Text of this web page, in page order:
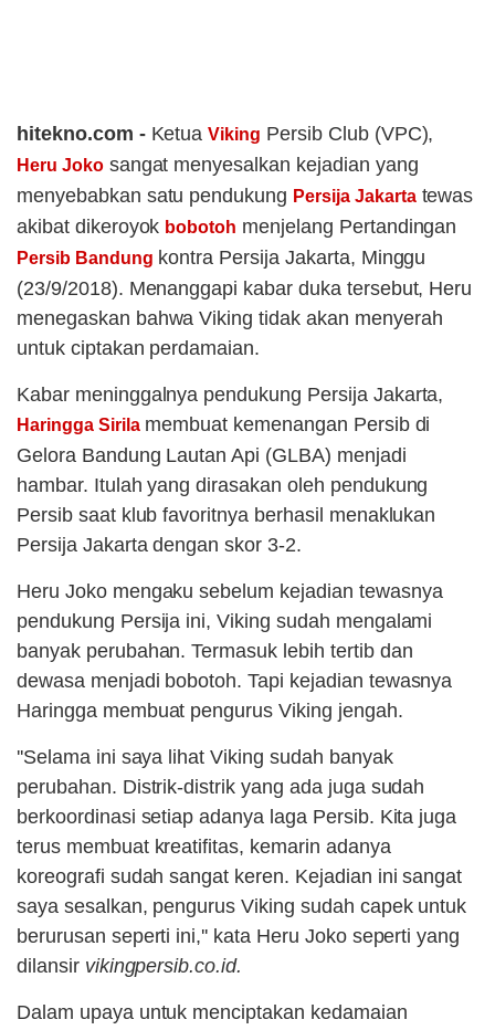
hitekno.com - KetuaViking Persib Club (VPC),
Heru Jokosangat menyesalkan kejadian yang
menyebabkan satu pendukung Persija Jakartatewas
akibat dikeroyok bobotoh menjelang Pertandingan
Persib Bandung kontra Persija Jakarta, Minggu
(23/9/2018). Menanggapi kabar duka tersebut, Heru
menegaskan bahwa Viking tidak akan menyerah
untuk ciptakan perdamaian.
Kabar meninggalnya pendukung Persija Jakarta,
Haringga Sirilamembuat kemenangan Persib di
Gelora Bandung Lautan Api (GLBA) menjadi
hambar. Itulah yang dirasakan oleh pendukung
Persib saat klub favoritnya berhasil menaklukan
Persija Jakarta dengan skor 3-2.
Heru Joko mengaku sebelum kejadian tewasnya
pendukung Persija ini, Viking sudah mengalami
banyak perubahan. Termasuk lebih tertib dan
dewasa menjadi bobotoh. Tapi kejadian tewasnya
Haringga membuat pengurus Viking jengah.
''Selama ini saya lihat Viking sudah banyak
perubahan. Distrik-distrik yang ada juga sudah
berkoordinasi setiap adanya laga Persib. Kita juga
terus membuat kreatifitas, kemarin adanya
koreografi sudah sangat keren. Kejadian ini sangat
saya sesalkan, pengurus Viking sudah capek untuk
berurusan seperti ini,'' kata Heru Joko seperti yang
dilansir vikingpersib.co.id.
Dalam upaya untuk menciptakan kedamaian